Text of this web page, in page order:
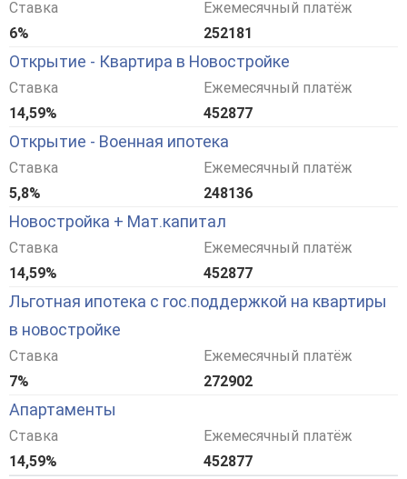
Ставка
6%
Ежемесячный платёж
252181
Открытие - Квартира в Новостройке
Ставка
14,59%
Ежемесячный платёж
452877
Открытие - Военная ипотека
Ставка
5,8%
Ежемесячный платёж
248136
Новостройка + Мат.капитал
Ставка
14,59%
Ежемесячный платёж
452877
Льготная ипотека с гос.поддержкой на квартиры
в новостройке
Ставка
7%
Ежемесячный платёж
272902
Апартаменты
Ставка
14,59%
Ежемесячный платёж
452877